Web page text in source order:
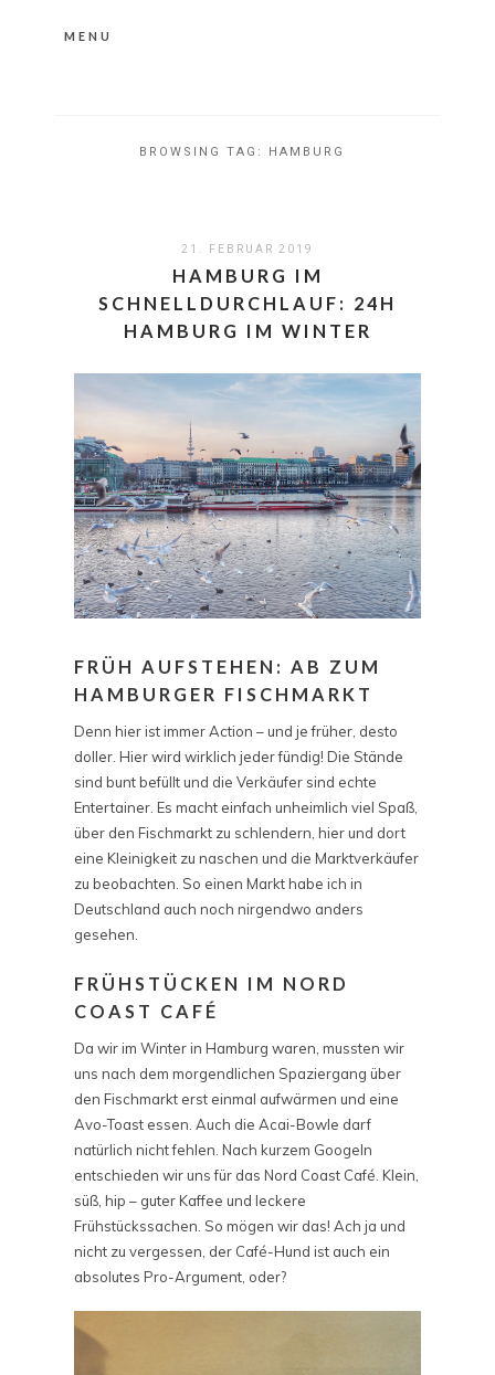
MENU
BROWSING TAG: HAMBURG
21. FEBRUAR 2019
HAMBURG IM
SCHNELLDURCHLAUF: 24H
HAMBURG IM WINTER
FRÜH AUFSTEHEN: AB ZUM
HAMBURGER FISCHMARKT
Denn hier ist immer Action – und je früher, desto
doller. Hier wird wirklich jeder fündig! Die Stände
sind bunt befüllt und die Verkäufer sind echte
Entertainer. Es macht einfach unheimlich viel Spaß,
über den Fischmarkt zu schlendern, hier und dort
eine Kleinigkeit zu naschen und die Marktverkäufer
zu beobachten. So einen Markt habe ich in
Deutschland auch noch nirgendwo anders
gesehen.
FRÜHSTÜCKEN IM NORD
COAST CAFÉ
Da wir im Winter in Hamburg waren, mussten wir
uns nach dem morgendlichen Spaziergang über
den Fischmarkt erst einmal aufwärmen und eine
Avo-Toast essen. Auch die Acai-Bowle darf
natürlich nicht fehlen. Nach kurzem Googeln
entschieden wir uns für das Nord Coast Café. Klein,
süß, hip – guter Kaffee und leckere
Frühstückssachen. So mögen wir das! Ach ja und
nicht zu vergessen, der Café-Hund ist auch ein
absolutes Pro-Argument, oder?